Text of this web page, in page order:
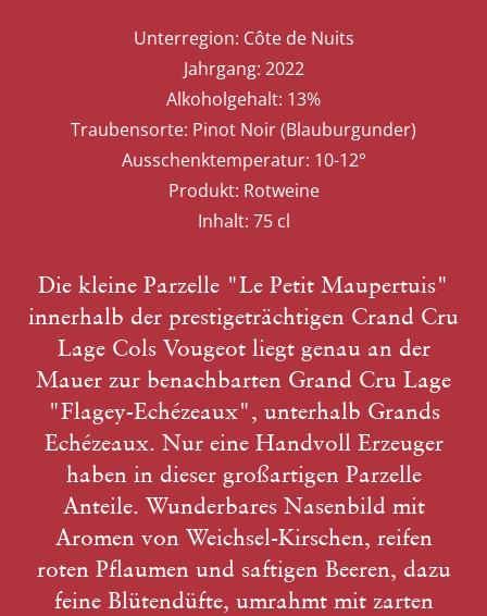
Unterregion: Côte de Nuits
Jahrgang: 2022
Alkoholgehalt: 13%
Traubensorte: Pinot Noir (Blauburgunder)
Ausschenktemperatur: 10-12°
Produkt: Rotweine
Inhalt: 75 cl
Die kleine Parzelle "Le Petit Maupertuis"
innerhalb der prestigeträchtigen Crand Cru
Lage Cols Vougeot liegt genau an der
Mauer zur benachbarten Grand Cru Lage
"Flagey-Echézeaux", unterhalb Grands
Echézeaux. Nur eine Handvoll Erzeuger
haben in dieser großartigen Parzelle
Anteile. Wunderbares Nasenbild mit
Aromen von Weichsel-Kirschen, reifen
roten Pflaumen und saftigen Beeren, dazu
feine Blütendüfte, umrahmt mit zarten